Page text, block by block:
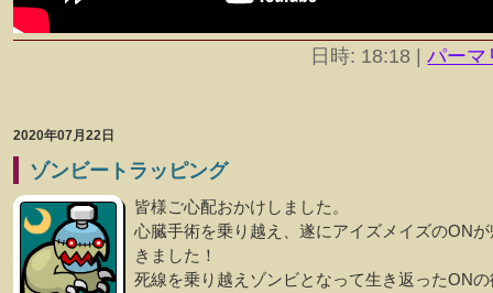
日時: 18:18 | パーマ
2020年07月22日
ゾンビートラッピング
皆様ご心配おかけしました。
心臓手術を乗り越え、遂にアイズメイズのON
きました！
死線を乗り越えゾンビとなって生き返ったON